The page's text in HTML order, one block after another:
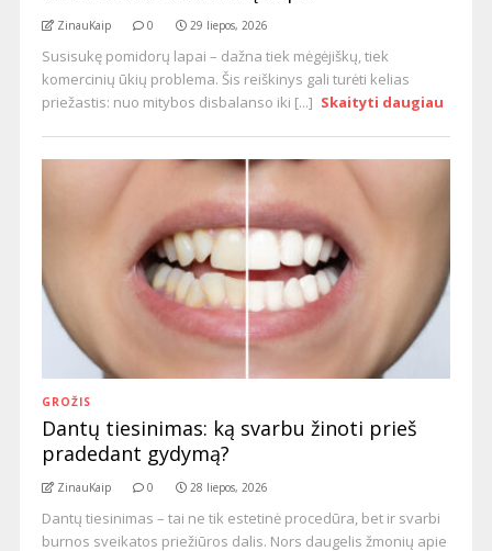
ZinauKaip 0 29 liepos, 2026
Susisukę pomidorų lapai – dažna tiek mėgėjiškų, tiek
komercinių ūkių problema. Šis reiškinys gali turėti kelias
priežastis: nuo mitybos disbalanso iki [...] Skaityti daugiau
GROŽIS
Dantų tiesinimas: ką svarbu žinoti prieš
pradedant gydymą?
ZinauKaip 0 28 liepos, 2026
Dantų tiesinimas – tai ne tik estetinė procedūra, bet ir svarbi
burnos sveikatos priežiūros dalis. Nors daugelis žmonių apie